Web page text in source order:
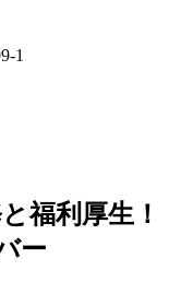
1
福利厚生！
ー